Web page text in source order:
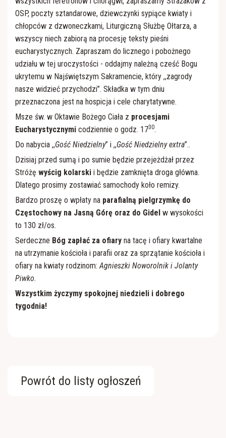
OSP, poczty sztandarowe, dziewczynki sypiące kwiaty i
chłopców z dzwoneczkami, Liturgiczną Służbę Ołtarza, a
wszyscy niech zabiorą na procesję teksty pieśni
eucharystycznych. Zapraszam do licznego i pobożnego
udziału w tej uroczystości - oddajmy należną cześć Bogu
ukrytemu w Najświętszym Sakramencie, który ,,zagrody
nasze widzieć przychodzi”. Składka w tym dniu
przeznaczona jest na hospicja i cele charytatywne.
Msze św. w Oktawie Bożego Ciała z procesjami
Eucharystycznymi codziennie o godz. 1730.
Do nabycia ,,Gość Niedzielny” i ,,Gość Niedzielny extra”..
Dzisiaj przed sumą i po sumie będzie przejeżdżał przez
Stróżę wyścig kolarski i będzie zamknięta droga główna.
Dlatego prosimy zostawiać samochody koło remizy.
Bardzo proszę o wpłaty na parafialną pielgrzymkę do
Częstochowy na Jasną Górę oraz do Gidel w wysokości
to 130 zł/os.
Serdeczne Bóg zapłać za ofiary na tacę i ofiary kwartalne
na utrzymanie kościoła i parafii oraz za sprzątanie kościoła i
ofiary na kwiaty rodzinom: Agnieszki Noworolnik i Jolanty
Piwko.
Wszystkim życzymy spokojnej niedzieli i dobrego
tygodnia!
Powrót do listy ogłoszeń